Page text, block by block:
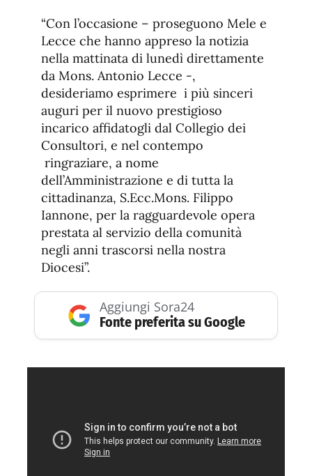
“Con l’occasione – proseguono Mele e
Lecce che hanno appreso la notizia
nella mattinata di lunedì direttamente
da Mons. Antonio Lecce -,
desideriamo esprimere i più sinceri
auguri per il nuovo prestigioso
incarico affidatogli dal Collegio dei
Consultori, e nel contempo
ringraziare, a nome
dell’Amministrazione e di tutta la
cittadinanza, S.Ecc.Mons. Filippo
Iannone, per la ragguardevole opera
prestata al servizio della comunità
negli anni trascorsi nella nostra
Diocesi”.
Aggiungi Sora24
Fonte preferita su Google